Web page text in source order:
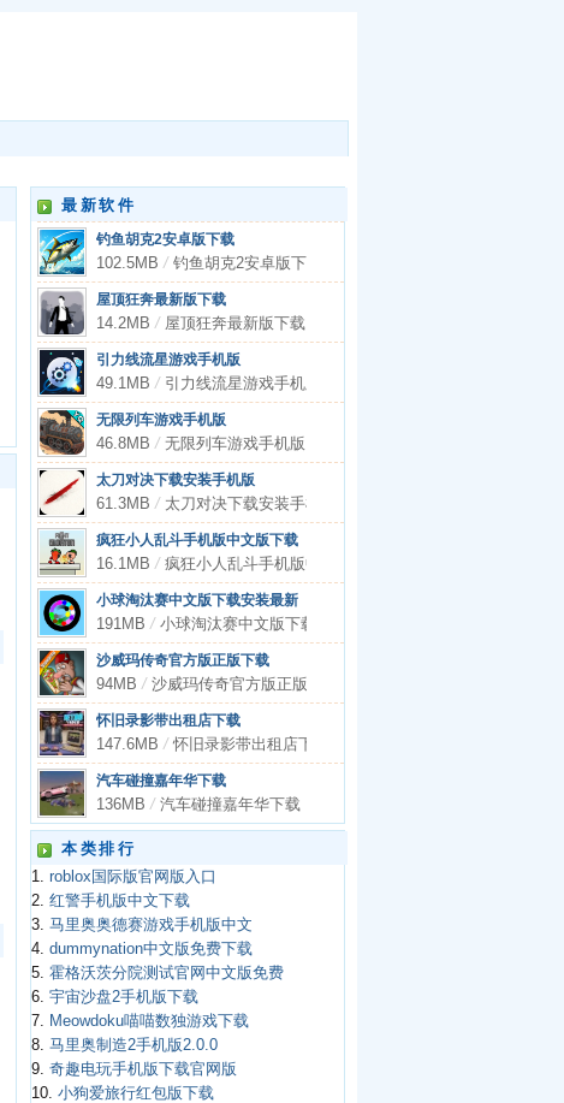
最新软件
钓鱼胡克2安卓版下载
102.5MB/ 钓鱼胡克2安卓版下载
屋顶狂奔最新版下载
14.2MB/ 屋顶狂奔最新版下载
引力线流星游戏手机版
49.1MB/ 引力线流星游戏手机版
无限列车游戏手机版
46.8MB/ 无限列车游戏手机版
太刀对决下载安装手机版
61.3MB/ 太刀对决下载安装手机版
疯狂小人乱斗手机版中文版下载
16.1MB/ 疯狂小人乱斗手机版中文版下载
小球淘汰赛中文版下载安装最新
191MB/ 小球淘汰赛中文版下载安装最新
沙威玛传奇官方版正版下载
94MB/ 沙威玛传奇官方版正版下载
怀旧录影带出租店下载
147.6MB/ 怀旧录影带出租店下载
汽车碰撞嘉年华下载
136MB/ 汽车碰撞嘉年华下载
本类排行
1. roblox国际版官网版入口
2. 红警手机版中文下载
3. 马里奥奥德赛游戏手机版中文
4. dummynation中文版免费下载
5. 霍格沃茨分院测试官网中文版免费
6. 宇宙沙盘2手机版下载
7. Meowdoku喵喵数独游戏下载
8. 马里奥制造2手机版2.0.0
9. 奇趣电玩手机版下载官网版
10. 小狗爱旅行红包版下载